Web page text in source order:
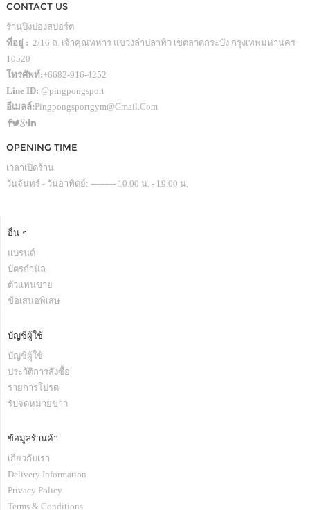
CONTACT US
ร้านปิงปองสปอร์ต
ที่อยู่ : 2/16 ถ. เจ้าคุณทหาร แขวงลำปลาทิว เขตลาดกระบัง กรุงเทพมหานคร
10520
โทรศัพท์:+6682-916-4252
Line ID: @pingpongsport
อีเมลล์:Pingpongsportgym@gmail.com
OPENING TIME
เวลาเปิดร้าน
วันจันทร์ - วันอาทิตย์: --------- 10.00 น. - 19.00 น.
อื่น ๆ
แบรนด์
บัตรกำนัล
ตัวแทนขาย
ข้อเสนอพิเสษ
บัญชีผู้ใช้
บัญชีผู้ใช้
ประวัติการสั่งซื้อ
รายการโปรด
รับจดหมายข่าว
ข้อมูลร้านค้า
เกี่ยวกับเรา
Delivery Information
Privacy Policy
Terms & Conditions